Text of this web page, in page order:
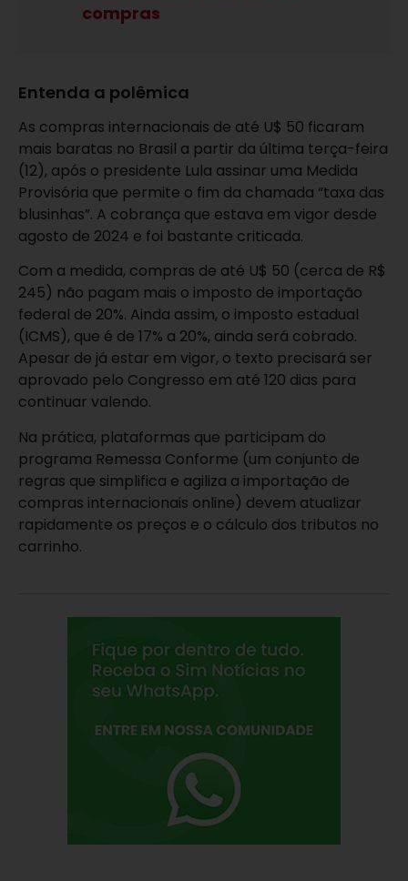
compras
Entenda a polêmica
As compras internacionais de até U$ 50 ficaram
mais baratas no Brasil a partir da última terça-feira
(12), após o presidente Lula assinar uma Medida
Provisória que permite o fim da chamada “taxa das
blusinhas”. A cobrança que estava em vigor desde
agosto de 2024 e foi bastante criticada.
Com a medida, compras de até U$ 50 (cerca de R$
245) não pagam mais o imposto de importação
federal de 20%. Ainda assim, o imposto estadual
(ICMS), que é de 17% a 20%, ainda será cobrado.
Apesar de já estar em vigor, o texto precisará ser
aprovado pelo Congresso em até 120 dias para
continuar valendo.
Na prática, plataformas que participam do
programa Remessa Conforme (um conjunto de
regras que simplifica e agiliza a importação de
compras internacionais online) devem atualizar
rapidamente os preços e o cálculo dos tributos no
carrinho.